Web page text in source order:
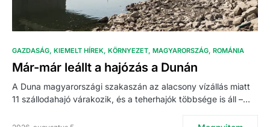
GAZDASÁG KIEMELT HÍREK KÖRNYEZET MAGYARORSZÁG ROMÁNIA
Már-már leállt a hajózás a Dunán
A Duna magyarországi szakaszán az alacsony vízállás miatt
11 szállodahajó várakozik, és a teherhajók többsége is áll –…